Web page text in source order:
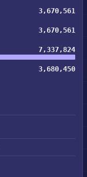
3,670,561
3,670,561
7,337,824
3,680,450